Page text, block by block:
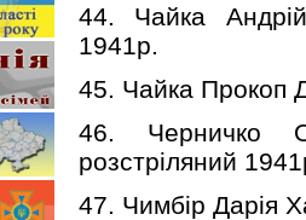
44. Чайка
1941р.
45. Чайка Прокоп
46. Черничко
розстріляний
47. Чимбір Дарія